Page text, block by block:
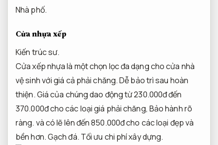
Nhà phố.
Cửa nhựa xếp
Kiến trúc sư.
Cửa xếp nhựa là một chọn lọc đa dạng cho cửa nhà
vệ sinh với giá cả phải chăng.Dễ bảo trì sau hoàn
thiện.Giá của chúng dao động từ 230.000đ đến
370.000đ cho các loại giá phải chăng, Bảo hành rõ
ràng. và có lẽ lên đến 850.000đ cho các loại đẹp và
bền hơn.Gạch đá. Tối ưu chi phí xây dựng.